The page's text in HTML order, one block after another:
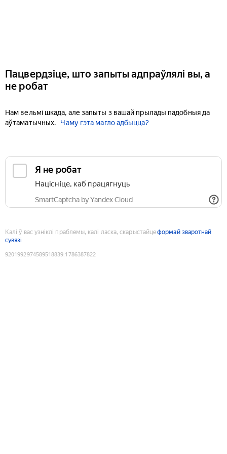
Пацвердзіце, што запыты адпраўлялі вы, а
не робат
Нам вельмі шкада, але запыты з вашай прылады падобныя да
аўтаматычных.
Чаму гэта магло адбыцца?
Я не робат
Націсніце, каб працягнуць
SmartCaptcha by Yandex Cloud
Калі ў вас узніклі праблемы, калі ласка, скарыстайцеформай зваротнай
сувязі
9201992974589518839:1786387822